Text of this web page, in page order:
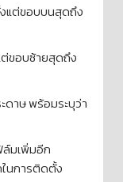
แต่ขอบบนสุดถึง
ขอบซ้ายสุดถึง
ดาษ พร้อมระบุว่า
ล์มเพิ่มอีก
ในการติดตั้ง